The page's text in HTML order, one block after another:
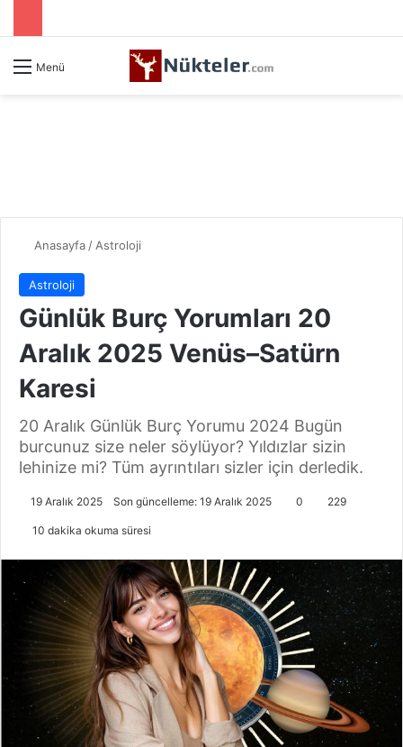
Menü
Anasayfa / Astroloji
Astroloji
Günlük Burç Yorumları 20
Aralık 2025 Venüs–Satürn
Karesi
20 Aralık Günlük Burç Yorumu 2024 Bugün
burcunuz size neler söylüyor? Yıldızlar sizin
lehinize mi? Tüm ayrıntıları sizler için derledik.
19 Aralık 2025 Son güncelleme: 19 Aralık 2025 0 229
10 dakika okuma süresi